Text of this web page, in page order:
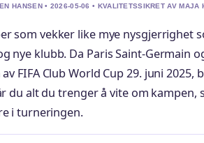
HANSEN • 2026-05-06 • KVALITETSSIKRET AV MAJA
som vekker like mye nysgjerrighet
nye klubb. Da Paris Saint-Germain
FIFA Club World Cup 29. juni
du alt du trenger å vite om kampen,
i turneringen.